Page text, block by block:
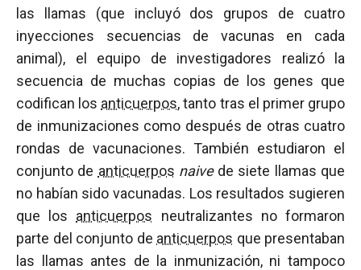
las llamas (que incluyó dos grupos de cuatro
inyecciones secuencias de vacunas en cada
animal), el equipo de investigadores realizó la
secuencia de muchas copias de los genes que
codifican los anticuerpos, tanto tras el primer grupo
de inmunizaciones como después de otras cuatro
rondas de vacunaciones. También estudiaron el
conjunto de anticuerpos naivede siete llamas que
no habían sido vacunadas. Los resultados sugieren
que los anticuerpos neutralizantes no formaron
parte del conjunto de anticuerpos que presentaban
las llamas antes de la inmunización, ni tampoco